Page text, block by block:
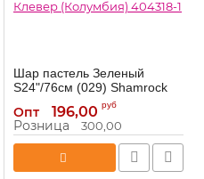
Шар пастель Зеленый
S24"/76см (029) Shamrock
Клевер (Колумбия) 404318-1
Артикул: 404318-1
Опт 196,00 руб
Розница 300,00